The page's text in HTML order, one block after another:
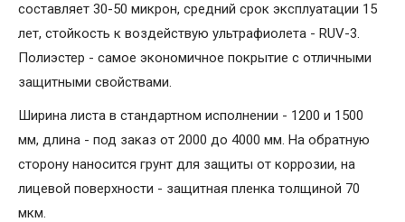
составляет 30-50 микрон, средний срок эксплуатации 15
лет, стойкость к воздействую ультрафиолета - RUV-3.
Полиэстер - самое экономичное покрытие с отличными
защитными свойствами.
Ширина листа в стандартном исполнении - 1200 и 1500
мм, длина - под заказ от 2000 до 4000 мм. На обратную
сторону наносится грунт для защиты от коррозии, на
лицевой поверхности - защитная пленка толщиной 70
мкм.